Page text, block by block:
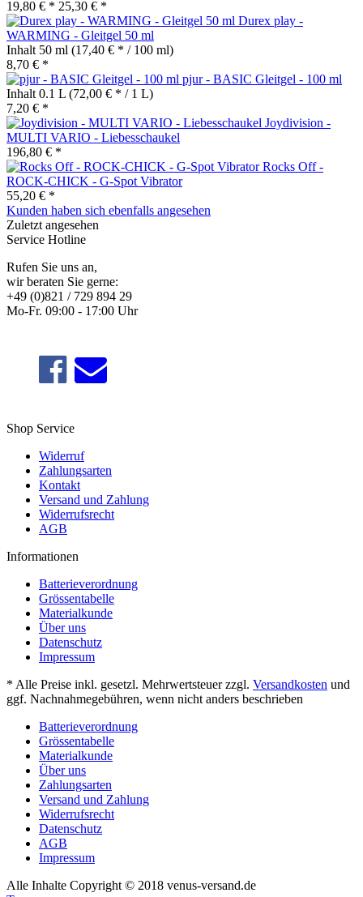
19,80 € * 25,30 € *
Durex play -
WARMING - Gleitgel 50 ml
Inhalt 50 ml (17,40 € * / 100 ml)
8,70 € *
pjur - BASIC Gleitgel - 100 ml
Inhalt 0.1 L (72,00 € * / 1 L)
7,20 € *
Joydivision -
MULTI VARIO - Liebesschaukel
196,80 € *
Rocks Off -
ROCK-CHICK - G-Spot Vibrator
55,20 € *
Kunden haben sich ebenfalls angesehen
Zuletzt angesehen
Service Hotline
Rufen Sie uns an,
wir beraten Sie gerne:
+49 (0)821 / 729 894 29
Mo-Fr. 09:00 - 17:00 Uhr
Shop Service
Widerruf
Zahlungsarten
Kontakt
Versand und Zahlung
Widerrufsrecht
AGB
Informationen
Batterieverordnung
Grössentabelle
Materialkunde
Über uns
Datenschutz
Impressum
* Alle Preise inkl. gesetzl. Mehrwertsteuer zzgl. Versandkosten und
ggf. Nachnahmegebühren, wenn nicht anders beschrieben
Batterieverordnung
Grössentabelle
Materialkunde
Über uns
Zahlungsarten
Versand und Zahlung
Widerrufsrecht
Datenschutz
AGB
Impressum
Alle Inhalte Copyright © 2018 venus-versand.de